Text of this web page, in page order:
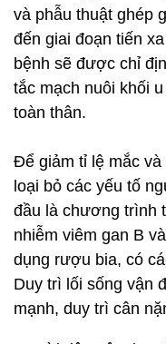
và phẫu thuật ghép
đến giai đoạn tiến
bệnh sẽ được chỉ
tắc mạch nuôi khối
toàn thân.
Để giảm tỉ lệ mắc
loại bỏ các yếu tố
đầu là chương trình
nhiễm viêm gan B
dụng rượu bia, có
Duy trì lối sống vận
mạnh, duy trì cân